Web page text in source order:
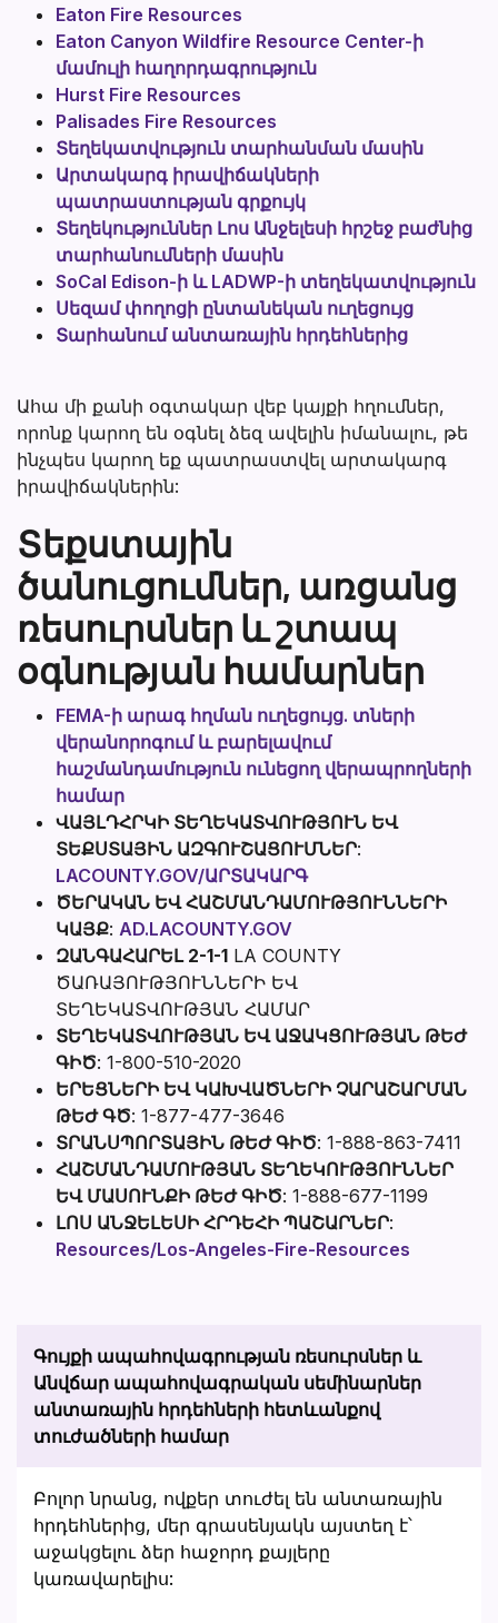
Eaton Fire Resources
Eaton Canyon Wildfire Resource Center-ի
մամուլի հաղորդագրություն
Hurst Fire Resources
Palisades Fire Resources
Տեղեկատվություն տարհանման մասին
Արտակարգ իրավիճակների
պատրաստության գրքույկ
Տեղեկություններ Լոս Անջելեսի հրշեջ բաժնից
տարհանումների մասին
SoCal Edison-ի և LADWP-ի տեղեկատվություն
Սեզամ փողոցի ընտանեկան ուղեցույց
Տարհանում անտառային հրդեհներից
Ահա մի քանի օգտակար վեբ կայքի հղումներ,
որոնք կարող են օգնել ձեզ ավելին իմանալու, թե
ինչպես կարող եք պատրաստվել արտակարգ
իրավիճակներին:
Տեքստային
ծանուցումներ, առցանց
ռեսուրսներ և շտապ
օգնության համարներ
FEMA-ի արագ հղման ուղեցույց. տների
վերանորոգում և բարելավում
հաշմանդամություն ունեցող վերապրողների
համար
ՎԱՅԼԴՀՐԿԻ ՏԵՂԵԿԱՏՎՈՒԹՅՈՒՆ ԵՎ
ՏԵՔՍՏԱՅԻՆ ԱԶԳՈՒՇԱՑՈՒՄՆԵՐ:
LACOUNTY.GOV/ԱՐՏԱԿԱՐԳ
ԾԵՐԱԿԱՆ ԵՎ ՀԱՇՄԱՆԴԱՄՈՒԹՅՈՒՆՆԵՐԻ
ԿԱՅՔ: AD.LACOUNTY.GOV
ԶԱՆԳԱՀԱՐԵԼ 2-1-1 LA COUNTY
ԾԱՌԱՅՈՒԹՅՈՒՆՆԵՐԻ ԵՎ
ՏԵՂԵԿԱՏՎՈՒԹՅԱՆ ՀԱՄԱՐ
ՏԵՂԵԿԱՏՎՈՒԹՅԱՆ ԵՎ ԱՋԱԿՑՈՒԹՅԱՆ ԹԵԺ
ԳԻԾ: 1-800-510-2020
ԵՐԵՑՆԵՐԻ ԵՎ ԿԱԽՎԱԾՆԵՐԻ ՉԱՐԱՇԱՐՄԱՆ
ԹԵԺ ԳԾ: 1-877-477-3646
ՏՐԱՆՍՊՈՐՏԱՅԻՆ ԹԵԺ ԳԻԾ: 1-888-863-7411
ՀԱՇՄԱՆԴԱՄՈՒԹՅԱՆ ՏԵՂԵԿՈՒԹՅՈՒՆՆԵՐ
ԵՎ ՄԱՍՈՒՆՔԻ ԹԵԺ ԳԻԾ: 1-888-677-1199
ԼՈՍ ԱՆՋԵԼԵՍԻ ՀՐԴԵՀԻ ՊԱՇԱՐՆԵՐ:
Resources/Los-Angeles-Fire-Resources
Գույքի ապահովագրության ռեսուրսներ և
Անվճար ապահովագրական սեմինարներ
անտառային հրդեհների հետևանքով
տուժածների համար
Բոլոր նրանց, ովքեր տուժել են անտառային
հրդեհներից, մեր գրասենյակն այստեղ է՝
աջակցելու ձեր հաջորդ քայլերը
կառավարելիս: